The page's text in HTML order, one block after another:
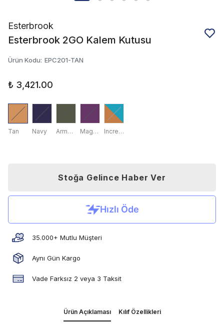
Esterbrook
Esterbrook 2GO Kalem Kutusu
Ürün Kodu: EPC201-TAN
₺ 3,421.00
Tan Navy Army Green Magenta Incredible Rock
Stoğa Gelince Haber Ver
35.000+ Mutlu Müşteri
Aynı Gün Kargo
Vade Farksız 2 veya 3 Taksit
Ürün Açıklaması Kılıf Özellikleri